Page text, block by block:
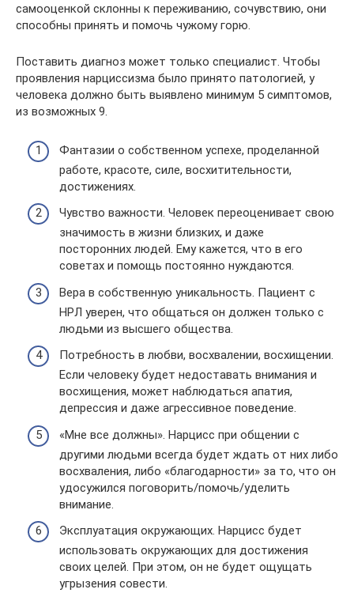
самооценкой склонны к переживанию, сочувствию, они
способны принять и помочь чужому горю.
Поставить диагноз может только специалист. Чтобы
проявления нарциссизма было принято патологией, у
человека должно быть выявлено минимум 5 симптомов,
из возможных 9.
Фантазии о собственном успехе, проделанной
работе, красоте, силе, восхитительности,
достижениях.
Чувство важности. Человек переоценивает свою
значимость в жизни близких, и даже
посторонних людей. Ему кажется, что в его
советах и помощь постоянно нуждаются.
Вера в собственную уникальность. Пациент с
НРЛ уверен, что общаться он должен только с
людьми из высшего общества.
Потребность в любви, восхвалении, восхищении.
Если человеку будет недоставать внимания и
восхищения, может наблюдаться апатия,
депрессия и даже агрессивное поведение.
«Мне все должны». Нарцисс при общении с
другими людьми всегда будет ждать от них либо
восхваления, либо «благодарности» за то, что он
удосужился поговорить/помочь/уделить
внимание.
Эксплуатация окружающих. Нарцисс будет
использовать окружающих для достижения
своих целей. При этом, он не будет ощущать
угрызения совести.